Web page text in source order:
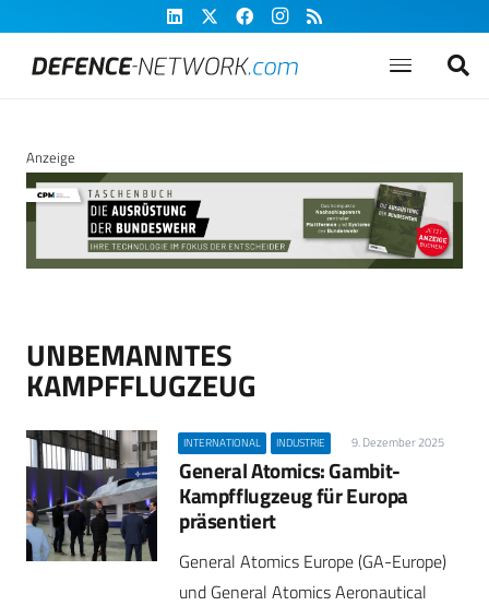
Anzeige
UNBEMANNTES
KAMPFFLUGZEUG
INTERNATIONAL INDUSTRIE 9. Dezember 2025
General Atomics: Gambit-
Kampfflugzeug für Europa
präsentiert
General Atomics Europe (GA-Europe)
und General Atomics Aeronautical